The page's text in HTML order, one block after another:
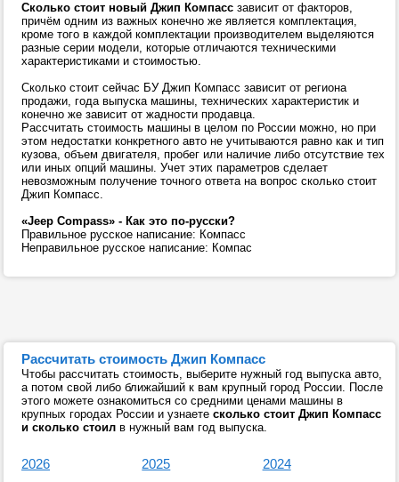
Сколько стоит новый Джип Компасс зависит от факторов,
причём одним из важных конечно же является комплектация,
кроме того в каждой комплектации производителем выделяются
разные серии модели, которые отличаются техническими
характеристиками и стоимостью.
Сколько стоит сейчас БУ Джип Компасс зависит от региона
продажи, года выпуска машины, технических характеристик и
конечно же зависит от жадности продавца.
Рассчитать стоимость машины в целом по России можно, но при
этом недостатки конкретного авто не учитываются равно как и тип
кузова, объем двигателя, пробег или наличие либо отсутствие тех
или иных опций машины. Учет этих параметров сделает
невозможным получение точного ответа на вопрос сколько стоит
Джип Компасс.
«Jeep Compass» - Как это по-русски?
Правильное русское написание: Компасс
Неправильное русское написание: Компас
Рассчитать стоимость Джип Компасс
Чтобы рассчитать стоимость, выберите нужный год выпуска авто,
а потом свой либо ближайший к вам крупный город России. После
этого можете ознакомиться со средними ценами машины в
крупных городах России и узнаете сколько стоит Джип Компасс
и сколько стоил в нужный вам год выпуска.
2026 2025 2024